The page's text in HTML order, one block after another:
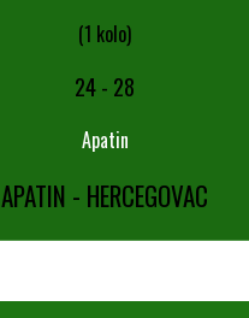
(1 kolo)
24- 28
Apatin
APATIN - HERCEGOVAC